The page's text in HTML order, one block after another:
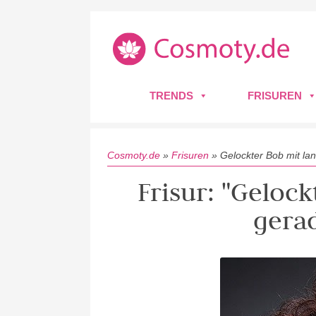
TRENDS FRISUREN
Cosmoty.de » Frisuren » Gelockter Bob mit
Frisur: